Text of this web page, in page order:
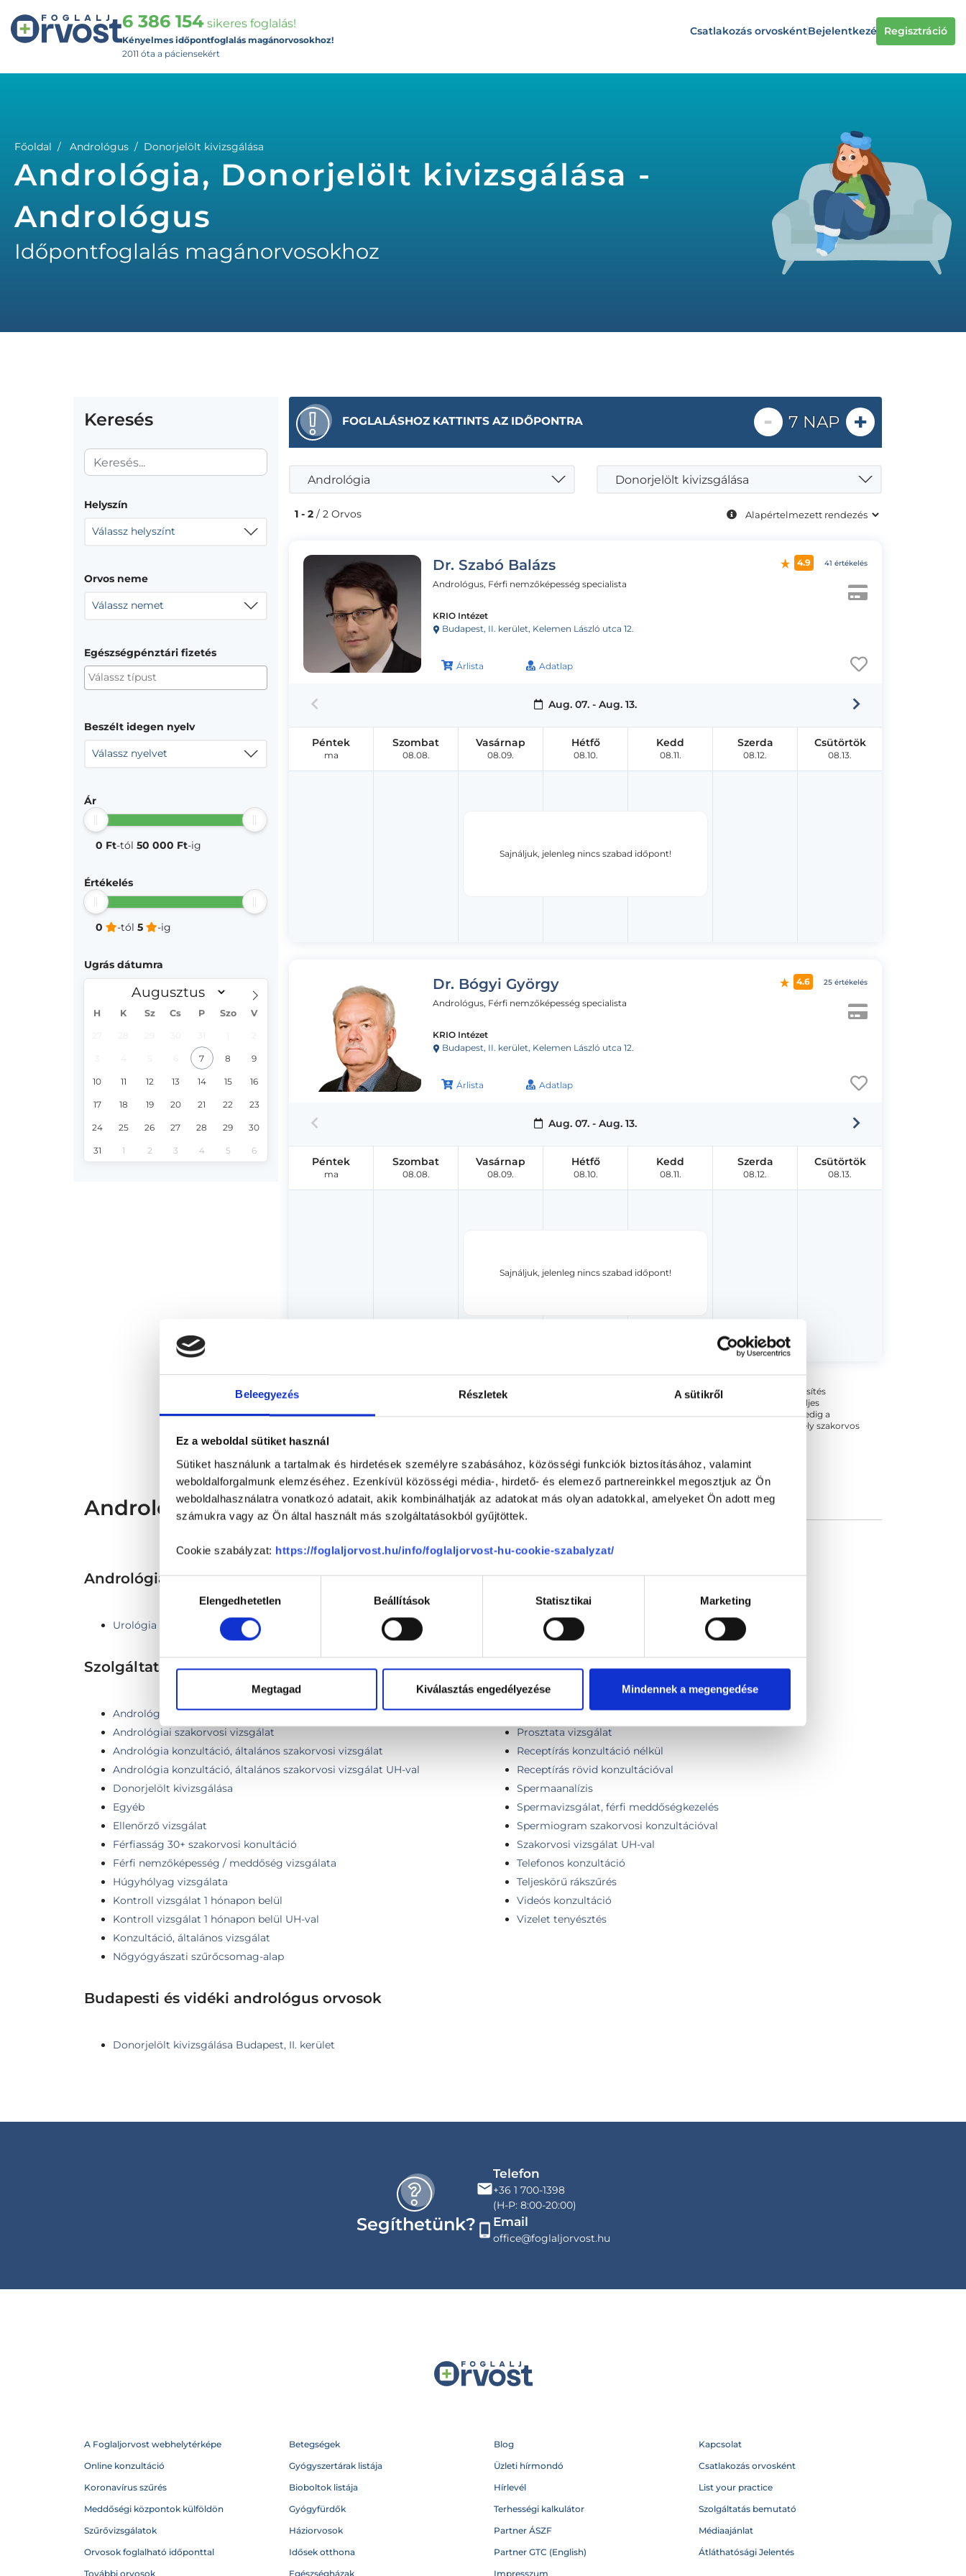
Beleegyezés Részletek A sütikről
Ez a weboldal sütiket használ
Sütiket használunk a tartalmak és hirdetések személyre szabásához, közösségi funkciók biztosításához, valamint
weboldalforgalmunk elemzéséhez. Ezenkívül közösségi média-, hirdető- és elemező partnereinkkel megosztjuk az Ön
weboldalhasználatra vonatkozó adatait, akik kombinálhatják az adatokat más olyan adatokkal, amelyeket Ön adott meg
számukra vagy az Ön által használt más szolgáltatásokból gyűjtöttek.
Cookie szabályzat: https://foglaljorvost.hu/info/foglaljorvost-hu-cookie-szabalyzat/
Hozzájárulás
kiválasztásaElengedhetetlen Beállítások Statisztikai Marketing
Megtagad Kiválasztás engedélyezése Mindennek a megengedése
6 386 154 sikeres foglalás!
Kényelmes időpontfoglalás magánorvosokhoz!
2011 óta a páciensekért
Csatlakozás orvoskéntBejelentkezés Regisztráció
Főoldal Andrológus Donorjelölt kivizsgálása
Andrológia, Donorjelölt kivizsgálása -
Andrológus
Időpontfoglalás magánorvosokhoz
Keresés
Helyszín
Válassz helyszínt
Orvos neme
Válassz nemet
Egészségpénztári fizetés
Beszélt idegen nyelv
Válassz nyelvet
Ár
0 Ft-tól 50 000 Ft-ig
Értékelés
0 -tól 5 -ig
Ugrás dátumra
H K Sz Cs P Szo V
7 8 9
10 11 12 13 14 15 16
17 18 19 20 21 22 23
24 25 26 27 28 29 30
31 1 2 3 4 5 6
FOGLALÁSHOZ KATTINTS AZ IDŐPONTRA - 7 NAP +
Andrológia Donorjelölt kivizsgálása
1 - 2 / 2 Orvos
Dr. Szabó Balázs
Andrológus, Férfi nemzőképesség specialista
KRIO Intézet
Budapest, II. kerület, Kelemen László utca 12.
Árlista Adatlap
4.9 41 értékelés
Aug. 07. - Aug. 13.
Sajnáljuk, jelenleg nincs szabad időpont!
Péntek
ma
Szombat
08.08.
Vasárnap
08.09.
Hétfő
08.10.
Kedd
08.11.
Szerda
08.12.
Csütörtök
08.13.
Dr. Bógyi György
Andrológus, Férfi nemzőképesség specialista
KRIO Intézet
Budapest, II. kerület, Kelemen László utca 12.
Árlista Adatlap
4.6 25 értékelés
Aug. 07. - Aug. 13.
Sajnáljuk, jelenleg nincs szabad időpont!
Péntek
ma
Szombat
08.08.
Vasárnap
08.09.
Hétfő
08.10.
Kedd
08.11.
Szerda
08.12.
Csütörtök
08.13.
* Szakorvos jelölt (rezidens): általános orvosi oklevéllel rendelkező orvos, aki jogszabályok szerinti szakorvosi szakképesítés
megszerzésére irányuló képzésben vesz részt. Ezen orvosok által önállóan nem végezhető szakmai tevékenységért teljes
felelősséggel tartozik és azt közvetlenül felügyeli az egészségügyi szolgáltató szakorvosa az első részvizsgáig, utána pedig a
szakorvosjelölt önállóan láthat el feladatokat. A foglaljorvost.hu felelősségét kizárja esetleges névazonosságért bármely szakorvos
és szakorvosjelölt esetén.
Andrológus - Andrológia
Andrológia TERÜLETHEZ KAPCSOLÓDÓ SZAKTERÜLETEK
Urológia
Szolgáltatások
Andrológiai kontroll vizsgálat
Andrológiai szakorvosi vizsgálat
Andrológia konzultáció, általános szakorvosi vizsgálat
Andrológia konzultáció, általános szakorvosi vizsgálat UH-val
Donorjelölt kivizsgálása
Egyéb
Ellenőrző vizsgálat
Férfiasság 30+ szakorvosi konultáció
Férfi nemzőképesség / meddőség vizsgálata
Húgyhólyag vizsgálata
Kontroll vizsgálat 1 hónapon belül
Kontroll vizsgálat 1 hónapon belül UH-val
Konzultáció, általános vizsgálat
Nőgyógyászati szűrőcsomag-alap
PCA3 prosztatarák szűrőteszt - szakorvosi vizsgálat nélkül
Prosztata vizsgálat
Receptírás konzultáció nélkül
Receptírás rövid konzultációval
Spermaanalízis
Spermavizsgálat, férfi meddőségkezelés
Spermiogram szakorvosi konzultációval
Szakorvosi vizsgálat UH-val
Telefonos konzultáció
Teljeskörű rákszűrés
Videós konzultáció
Vizelet tenyésztés
Budapesti és vidéki andrológus orvosok
Donorjelölt kivizsgálása Budapest, II. kerület
Segíthetünk?
Telefon
+36 1 700-1398
(H-P: 8:00-20:00)
Email
office@foglaljorvost.hu
A Foglaljorvost webhelytérképe
Online konzultáció
Koronavírus szűrés
Meddőségi központok külföldön
Szűrővizsgálatok
Orvosok foglalható időponttal
További orvosok
Betegségek
Gyógyszertárak listája
Bioboltok listája
Gyógyfürdők
Háziorvosok
Idősek otthona
Egészségházak
Blog
Üzleti hírmondó
Hírlevél
Terhességi kalkulátor
Partner ÁSZF
Partner GTC (English)
Impresszum
Kapcsolat
Csatlakozás orvosként
List your practice
Szolgáltatás bemutató
Médiaajánlat
Átláthatósági Jelentés